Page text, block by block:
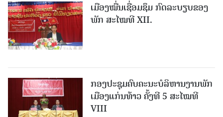
ເມືອງ​ໝື່ນເຊື່ອມຊຶມ ກົດລະບຽບຂອງ
ພັກ ສະໄໝທີ XII.
ກອງປະຊຸມຄົບຄະນະບໍລິຫານງານພັກ
ເມືອງແກ່ນ​ທ້າວ ຄັ້ງທີ 5 ສະໄໝທີ
VIII